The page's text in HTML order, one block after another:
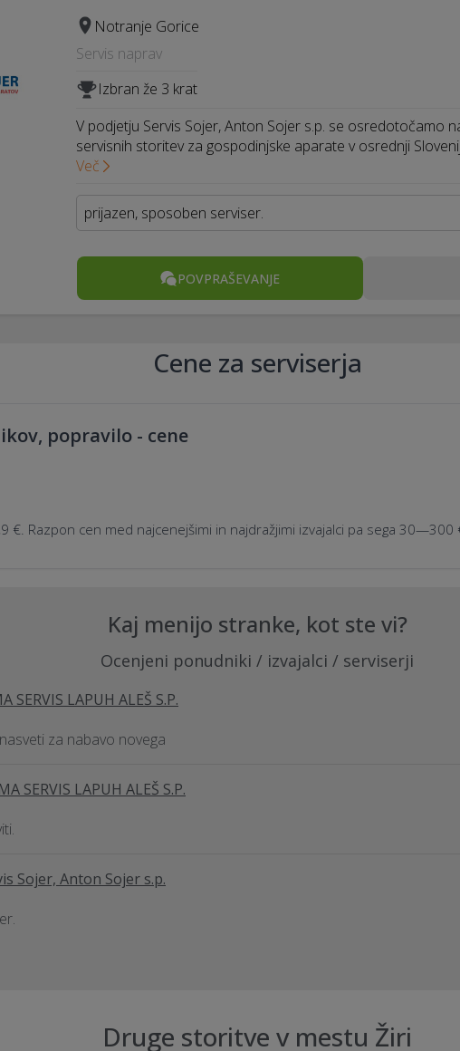
Notranje Gorice
Servis naprav
Izbran že 3 krat
V podjetju Servis Sojer, Anton Sojer s.p. se osredotočamo
servisnih storitev za gospodinjske aparate v osrednji
Več
prijazen, sposoben serviser.
POVPRAŠEVANJE
Cene za serviserja
popravilo - cene
€. Razpon cen med najcenejšimi in najdražjimi izvajalci pa sega 30—300
Kaj menijo stranke, kot ste vi?
Ocenjeni ponudniki / izvajalci / serviserji
SERVIS LAPUH ALEŠ S.P.
za nabavo novega
SERVIS LAPUH ALEŠ S.P.
Sojer, Anton Sojer s.p.
Druge storitve v mestu Žiri